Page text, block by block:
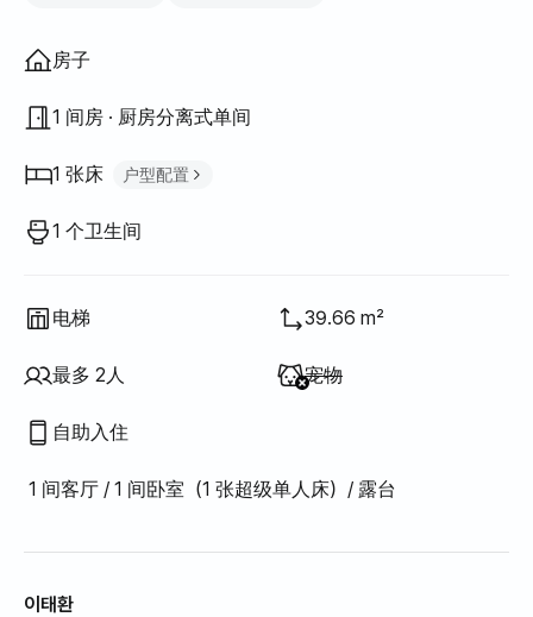
房屋结构
房子
1 间房 · 厨房分离式单间
1 张床 户型配置
1 个卫生间
电梯 39.66 m²
最多 2人 不提供
宠物
自助入住
1 间客厅 / 1 间卧室（1 张超级单人床）/ 露台
이태환